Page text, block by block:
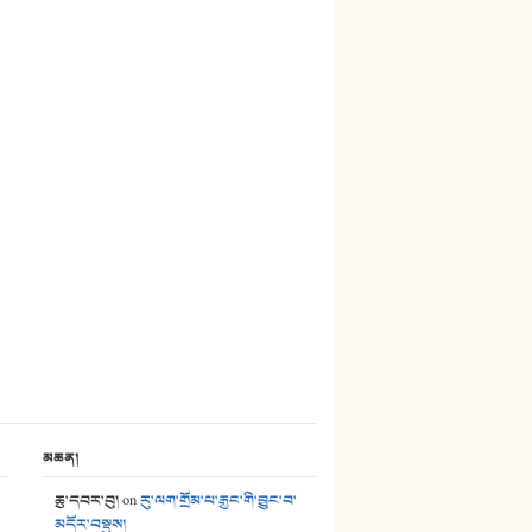
37. མཚོ་སྔོན་པོ། - ཟླ་སྒྲོན།
མཆན།
ཆུ་དབར་བུ།onརུ་ལག་གྲོམ་པ་རྒྱང་གི་བྱུང་བ་
མདོར་བསྡུས།